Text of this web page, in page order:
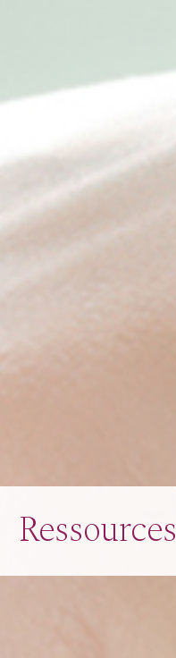
Ressources